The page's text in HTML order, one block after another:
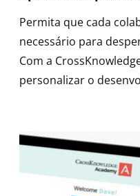
Permita que cada
necessário para
Com a
personalizar o